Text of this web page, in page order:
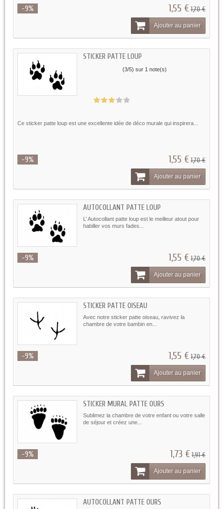
-9% 1,55 €1,70 €
Ajouter au panier
STICKER PATTE LOUP
(3/5) sur 1 note(s)
Ce sticker patte loup est une excellente idée de déco murale qui inspirera...
-9% 1,55 €1,70 €
Ajouter au panier
AUTOCOLLANT PATTE LOUP
L’ Autocollant patte loup est le meilleur atout pour
habiller vos murs fades...
-9% 1,55 €1,70 €
Ajouter au panier
STICKER PATTE OISEAU
Avec notre sticker patte oiseau, ravivez la
chambre de votre bambin en...
-9% 1,55 €1,70 €
Ajouter au panier
STICKER MURAL PATTE OURS
Sublimez la chambre de votre enfant ou votre salle
de séjour et créez une...
-9% 1,73 €1,91 €
Ajouter au panier
AUTOCOLLANT PATTE OURS